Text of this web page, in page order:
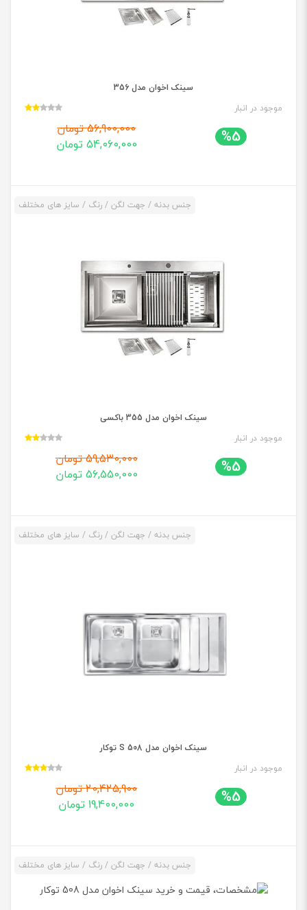
سینک اخوان مدل 356
موجود در انبار
%5
56,900,000 تومان
54,060,000 تومان
جنس بدنه / جهت لگن / رنگ / سایز های مختلف
سینک اخوان مدل 355 باکسی
موجود در انبار
%5
59,530,000 تومان
56,550,000 تومان
جنس بدنه / جهت لگن / رنگ / سایز های مختلف
سینک اخوان مدل 508 S توکار
موجود در انبار
%5
20,425,900 تومان
19,400,000 تومان
جنس بدنه / جهت لگن / رنگ / سایز های مختلف